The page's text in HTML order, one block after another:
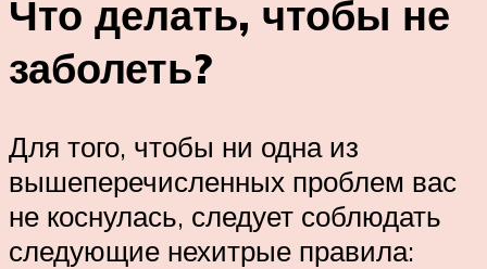
Что делать, чтобы не
заболеть?
Для того, чтобы ни одна из
вышеперечисленных проблем вас
не коснулась, следует соблюдать
следующие нехитрые правила: